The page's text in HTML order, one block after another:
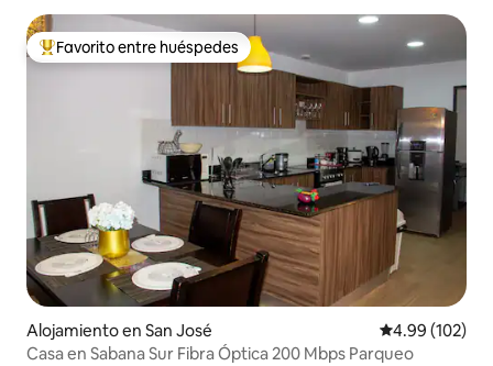
Favorito entre huéspedes preferido
Favorito entre huéspedes
Alojamiento en San José Calificación
4.99 (102)
Casa en Sabana Sur Fibra Óptica 200 Mbps Parqueo